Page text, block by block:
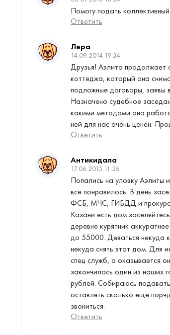
Помогу подать
Ответить
Лера
14.09.2014 19:24
Друзья! Аэлита продолжает
коттеджа, который она
подложные договоры, заявы
Назначено судебное
какими методами она
ней для нас очень ценен.
Ответить
Антикидала
17.06.2015 11:26
Попались на уловку Аэлиты
все понравилось. В день
ФСБ, МЧС, ГИБДД и
Казани есть дом
деревне курятник
до 55000. Деваться некуда
некуда снять этот дом. Для
спец служб, а оказывается
закончилось один из наших
рублей. Собираюсь подавать
оставлять сколько еще
звониться.
Ответить